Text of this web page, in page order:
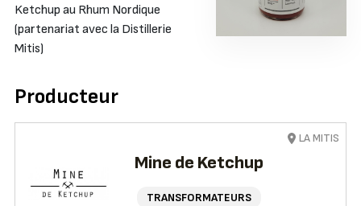
Ketchup au Rhum Nordique
(partenariat avec la Distillerie
Mitis)
Producteur
Mine de Ketchup
TRANSFORMATEURS
LA MITIS